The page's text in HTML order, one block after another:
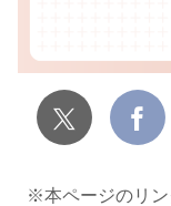
※本ページのリン